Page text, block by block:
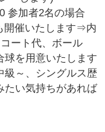
参加者2名の場合
開催いたします⇒内
ート代、ボール
を用意いたします
級～、シングルス歴
たい気持ちがあれば